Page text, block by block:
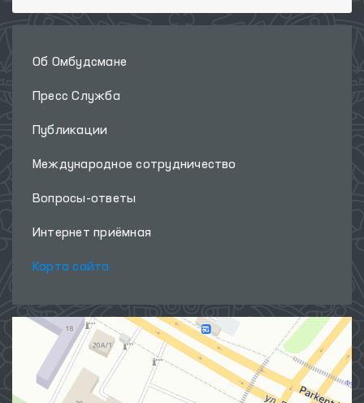
Об Омбудсмане
Пресс Служба
Публикации
Международное сотрудничество
Вопросы-ответы
Интернет приёмная
Карта сайта